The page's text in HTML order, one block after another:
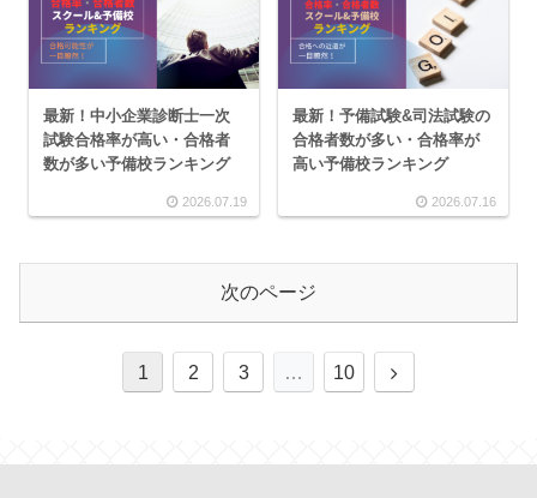
最新！中小企業診断士一次
試験合格率が高い・合格者
数が多い予備校ランキング
2026.07.19
最新！予備試験&司法試験の
合格者数が多い・合格率が
高い予備校ランキング
2026.07.16
次のページ
1 2 3 … 10